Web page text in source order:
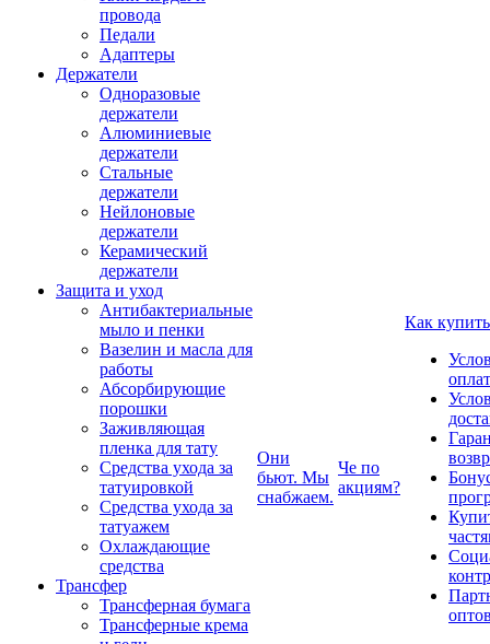
провода
Педали
Адаптеры
Держатели
Одноразовые
держатели
Алюминиевые
держатели
Стальные
держатели
Нейлоновые
держатели
Керамический
держатели
Защита и уход
Антибактериальные
мыло и пенки
Вазелин и масла для
работы
Абсорбирующие
порошки
Заживляющая
пленка для тату
Средства ухода за
татуировкой
Средства ухода за
татуажем
Охлаждающие
средства
Трансфер
Трансферная бумага
Трансферные крема
Они
бьют. Мы
снабжаем.
Че по
акциям?
Как купить